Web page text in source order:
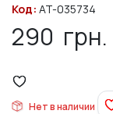
Код: AT-035734
290 грн.
Нет в наличии